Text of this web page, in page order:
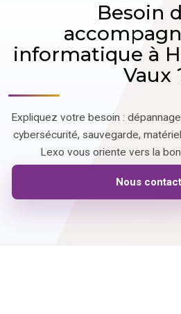
Besoin
informatique à
Vaux
Expliquez votre besoin :
cybersécurité, sauvegarde,
Lexo vous oriente vers la
Nous